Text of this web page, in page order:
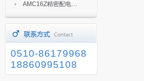
AMC16Z精密配电监控装置
0510-86179968
18860995108